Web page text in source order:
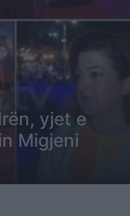
yjet e
Migjeni